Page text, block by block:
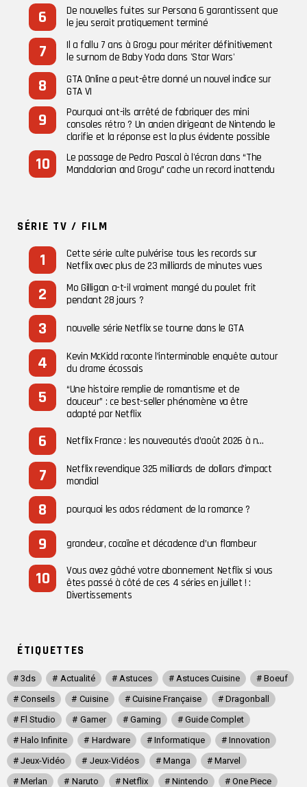
De nouvelles fuites sur Persona 6 garantissent que
le jeu serait pratiquement terminé
Il a fallu 7 ans à Grogu pour mériter définitivement
le surnom de Baby Yoda dans 'Star Wars'
GTA Online a peut-être donné un nouvel indice sur
GTA VI
Pourquoi ont-ils arrêté de fabriquer des mini
consoles rétro ? Un ancien dirigeant de Nintendo le
clarifie et la réponse est la plus évidente possible
Le passage de Pedro Pascal à l'écran dans “The
Mandalorian and Grogu” cache un record inattendu
SÉRIE TV / FILM
Cette série culte pulvérise tous les records sur
Netflix avec plus de 23 milliards de minutes vues
Mo Gilligan a-t-il vraiment mangé du poulet frit
pendant 28 jours ?
nouvelle série Netflix se tourne dans le GTA
Kevin McKidd raconte l’interminable enquête autour
du drame écossais
“Une histoire remplie de romantisme et de
douceur” : ce best-seller phénomène va être
adapté par Netflix
Netflix France : les nouveautés d’août 2026 à n…
Netflix revendique 325 milliards de dollars d’impact
mondial
pourquoi les ados réclament de la romance ?
grandeur, cocaïne et décadence d’un flambeur
Vous avez gâché votre abonnement Netflix si vous
êtes passé à côté de ces 4 séries en juillet ! :
Divertissements
ÉTIQUETTES
3ds Actualité Astuces Astuces Cuisine
Boeuf
Conseils
Cuisine Cuisine Française
Dragonball
Fl Studio
Gamer Gaming
Guide Complet
Halo Infinite
Hardware Informatique
Innovation
Jeux-Vidéo
Jeux-Vidéos Manga
Marvel
Merlan
Naruto Netflix Nintendo One Piece